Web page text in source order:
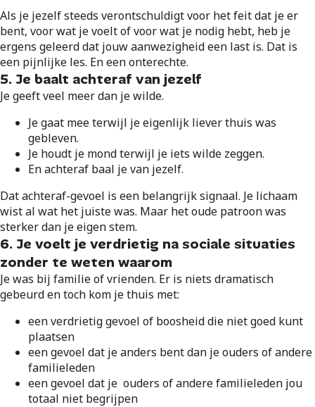
Als je jezelf steeds verontschuldigt voor het feit dat je er
bent, voor wat je voelt of voor wat je nodig hebt, heb je
ergens geleerd dat jouw aanwezigheid een last is. Dat is
een pijnlijke les. En een onterechte.
5. Je baalt achteraf van jezelf
Je geeft veel meer dan je wilde.
Je gaat mee terwijl je eigenlijk liever thuis was
gebleven.
Je houdt je mond terwijl je iets wilde zeggen.
En achteraf baal je van jezelf.
Dat achteraf-gevoel is een belangrijk signaal. Je lichaam
wist al wat het juiste was. Maar het oude patroon was
sterker dan je eigen stem.
6. Je voelt je verdrietig na sociale situaties
zonder te weten waarom
Je was bij familie of vrienden. Er is niets dramatisch
gebeurd en toch kom je thuis met:
een verdrietig gevoel of boosheid die niet goed kunt
plaatsen
een gevoel dat je anders bent dan je ouders of andere
familieleden
een gevoel dat je ouders of andere familieleden jou
totaal niet begrijpen